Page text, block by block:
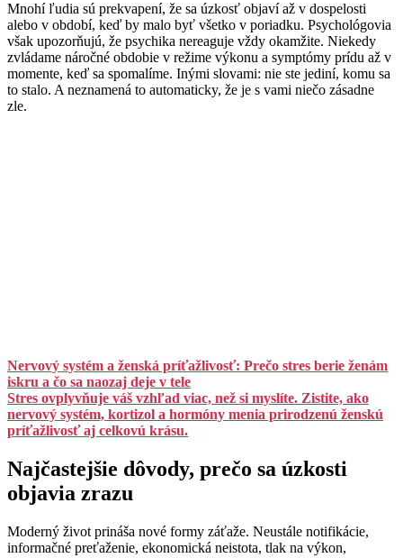
Mnohí ľudia sú prekvapení, že sa úzkosť objaví až v dospelosti
alebo v období, keď by malo byť všetko v poriadku. Psychológovia
však upozorňujú, že psychika nereaguje vždy okamžite. Niekedy
zvládame náročné obdobie v režime výkonu a symptómy prídu až v
momente, keď sa spomalíme. Inými slovami: nie ste jediní, komu sa
to stalo. A neznamená to automaticky, že je s vami niečo zásadne
zle.
Nervový systém a ženská príťažlivosť: Prečo stres berie ženám
iskru a čo sa naozaj deje v tele
Stres ovplyvňuje váš vzhľad viac, než si myslíte. Zistite, ako
nervový systém, kortizol a hormóny menia prirodzenú ženskú
príťažlivosť aj celkovú krásu.
Najčastejšie dôvody, prečo sa úzkosti
objavia zrazu
Moderný život prináša nové formy záťaže. Neustále notifikácie,
informačné preťaženie, ekonomická neistota, tlak na výkon,